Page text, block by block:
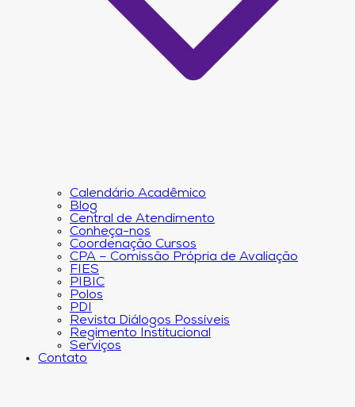
Calendário Acadêmico
Blog
Central de Atendimento
Conheça-nos
Coordenação Cursos
CPA – Comissão Própria de Avaliação
FIES
PIBIC
Polos
PDI
Revista Diálogos Possíveis
Regimento Institucional
Serviços
Contato